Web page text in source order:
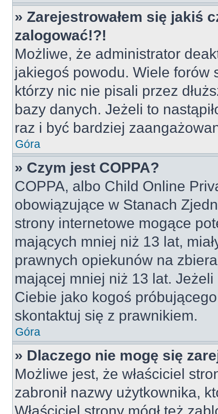
» Zarejestrowałem się jakiś
zalogować!?!
Możliwe, że administrator
jakiegoś powodu. Wiele forów
którzy nic nie pisali przez
bazy danych. Jeżeli to
raz i być bardziej
Góra
» Czym jest COPPA?
COPPA, albo Child Online
obowiązujące w Stanach
strony internetowe mogące
mających mniej niż 13 lat,
prawnych opiekunów na
mającej mniej niż 13 lat.
Ciebie jako kogoś
skontaktuj się z prawnikiem.
Góra
» Dlaczego nie mogę się
Możliwe jest, że właściciel
zabronił nazwy użytkownika,